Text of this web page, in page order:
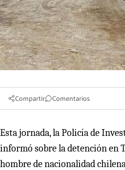
Compartir Comentarios
Esta jornada, la Policía de
informó sobre la detención en
hombre de nacionalidad